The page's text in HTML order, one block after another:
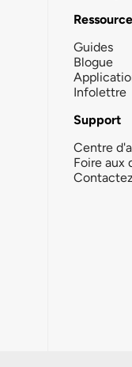
Guides
Blogue
Infolettre
Support
Centre
Foire aux